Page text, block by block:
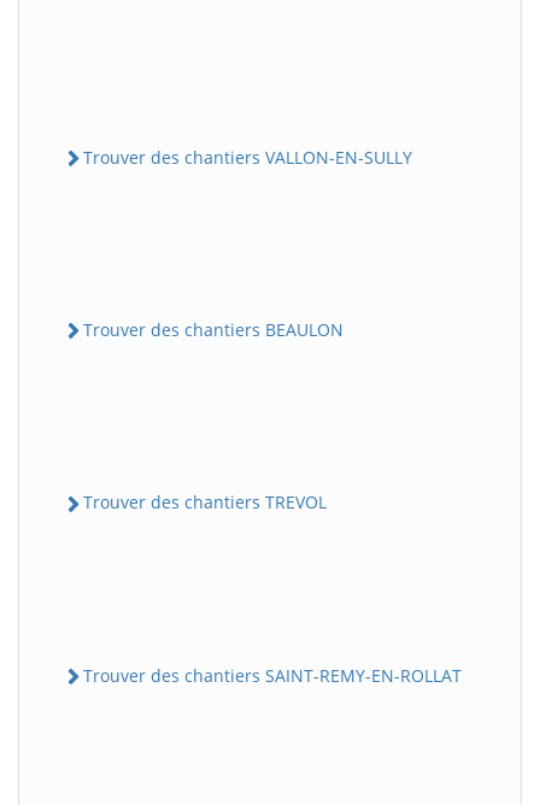
Trouver des chantiers VALLON-EN-SULLY
Trouver des chantiers BEAULON
Trouver des chantiers TREVOL
Trouver des chantiers SAINT-REMY-EN-ROLLAT